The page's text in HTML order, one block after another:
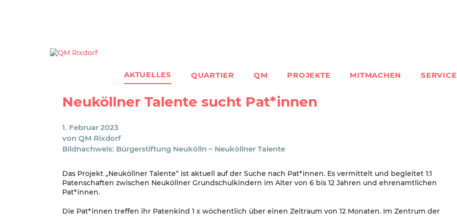
AKTUELLES QUARTIER QM PROJEKTE MITMACHEN SERVICE
Neuköllner Talente sucht Pat*innen
1. Februar 2023
von QM Rixdorf
Bildnachweis: Bürgerstiftung Neukölln – Neuköllner Talente
Das Projekt „Neuköllner Talente“ ist aktuell auf der Suche nach Pat*innen. Es vermittelt und begleitet 1:1
Patenschaften zwischen Neuköllner Grundschulkindern im Alter von 6 bis 12 Jahren und ehrenamtlichen
Pat*innen.
Die Pat*innen treffen ihr Patenkind 1 x wöchentlich über einen Zeitraum von 12 Monaten. Im Zentrum der